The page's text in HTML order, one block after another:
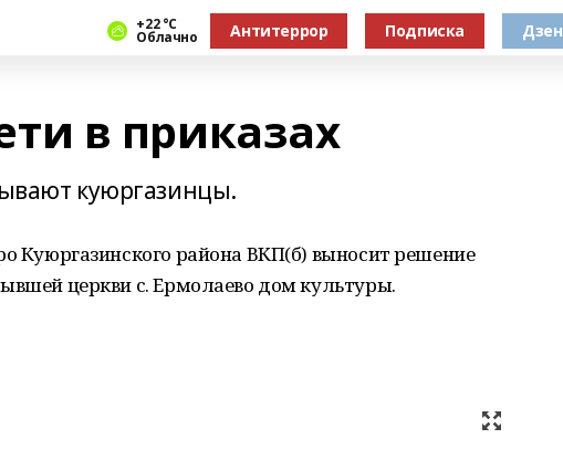
+22 °С
Облачно Антитеррор Подписка Дзен
в приказах
куюргазинцы.
Куюргазинского района ВКП(б) выносит решение
церкви с. Ермолаево дом культуры.